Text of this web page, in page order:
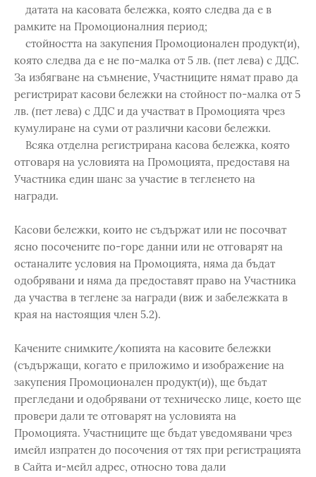
датата на касовата бележка, която следва да е в
рамките на Промоционалния период;
стойността на закупения Промоционален продукт(и),
която следва да е не по-малка от 5 лв. (пет лева) с ДДС.
За избягване на съмнение, Участниците нямат право да
регистрират касови бележки на стойност по-малка от 5
лв. (пет лева) с ДДС и да участват в Промоцията чрез
кумулиране на суми от различни касови бележки.
Всяка отделна регистрирана касова бележка, която
отговаря на условията на Промоцията, предоставя на
Участника един шанс за участие в тегленето на
награди.
Касови бележки, които не съдържат или не посочват
ясно посочените по-горе данни или не отговарят на
останалите условия на Промоцията, няма да бъдат
одобрявани и няма да предоставят право на Участника
да участва в теглене за награди (виж и забележката в
края на настоящия член 5.2).
Качените снимките/копията на касовите бележки
(съдържащи, когато е приложимо и изображение на
закупения Промоционален продукт(и)), ще бъдат
прегледани и одобрявани от техническо лице, което ще
провери дали те отговарят на условията на
Промоцията. Участниците ще бъдат уведомявани чрез
имейл изпратен до посочения от тях при регистрацията
в Сайта и-мейл адрес, относно това дали